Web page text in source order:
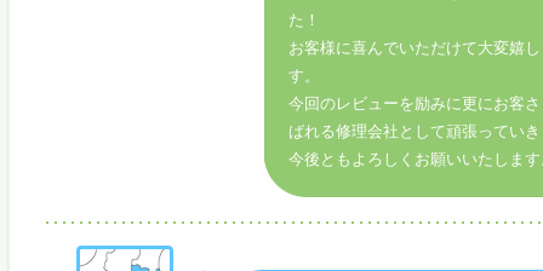
た！
お客様に喜んでいただけて大変嬉
す。
今回のレビューを励みに更にお客
ばれる修理会社として頑張ってい
今後ともよろしくお願いいたしま